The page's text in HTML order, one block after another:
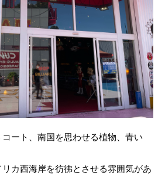
ート、南国を思わせる植物、青い
カ西海岸を彷彿とさせる雰囲気があ